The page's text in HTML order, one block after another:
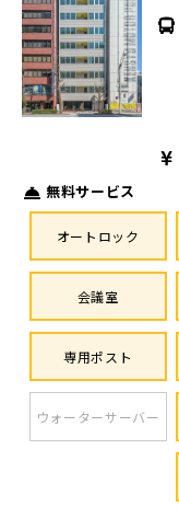
無料サービス
オートロック
会議室
専用ポスト
ウォーターサーバー